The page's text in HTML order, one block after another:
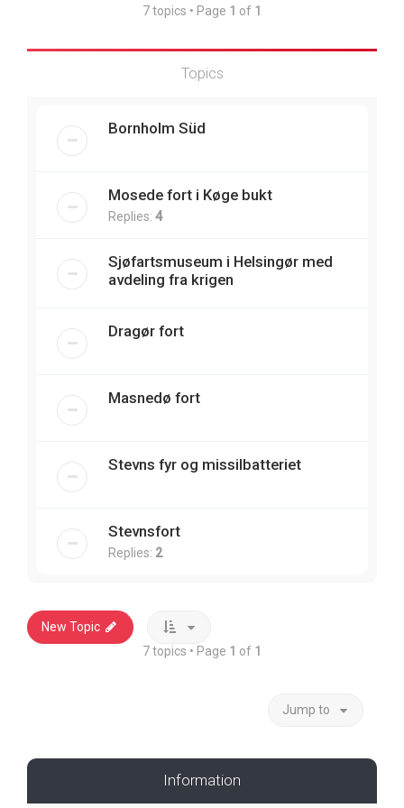
7 topics • Page 1 of 1
Topics
Bornholm Süd
Mosede fort i Køge bukt
Replies: 4
Sjøfartsmuseum i Helsingør med
avdeling fra krigen
Dragør fort
Masnedø fort
Stevns fyr og missilbatteriet
Stevnsfort
Replies: 2
New Topic
7 topics • Page 1 of 1
Jump to
Information